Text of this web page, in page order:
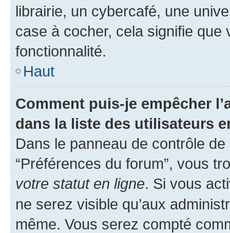
librairie, un cybercafé, une
case à cocher, cela signifie
fonctionnalité.
Haut
Comment puis-je empêcher
dans la liste des utilisateurs
Dans le panneau de contrôle
“Préférences du forum”, vous
votre statut en ligne. Si vous
ne serez visible qu’aux
même. Vous serez compté